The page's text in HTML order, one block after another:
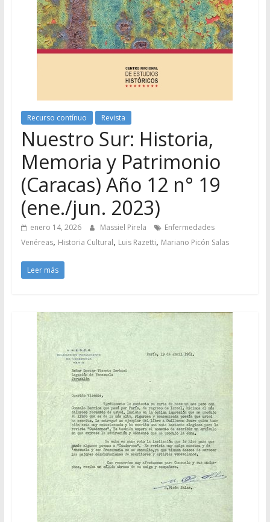
Recurso contínuo Revista
Nuestro Sur: Historia,
Memoria y Patrimonio
(Caracas) Año 12 n° 19
(ene./jun. 2023)
enero 14, 2026 Massiel Pirela
Enfermedades
Venéreas, Historia Cultural, Luis Razetti, Mariano Picón Salas
Leer más